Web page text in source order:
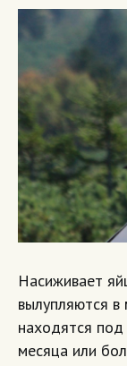
Насиживает
вылупляются в
находятся
месяца или